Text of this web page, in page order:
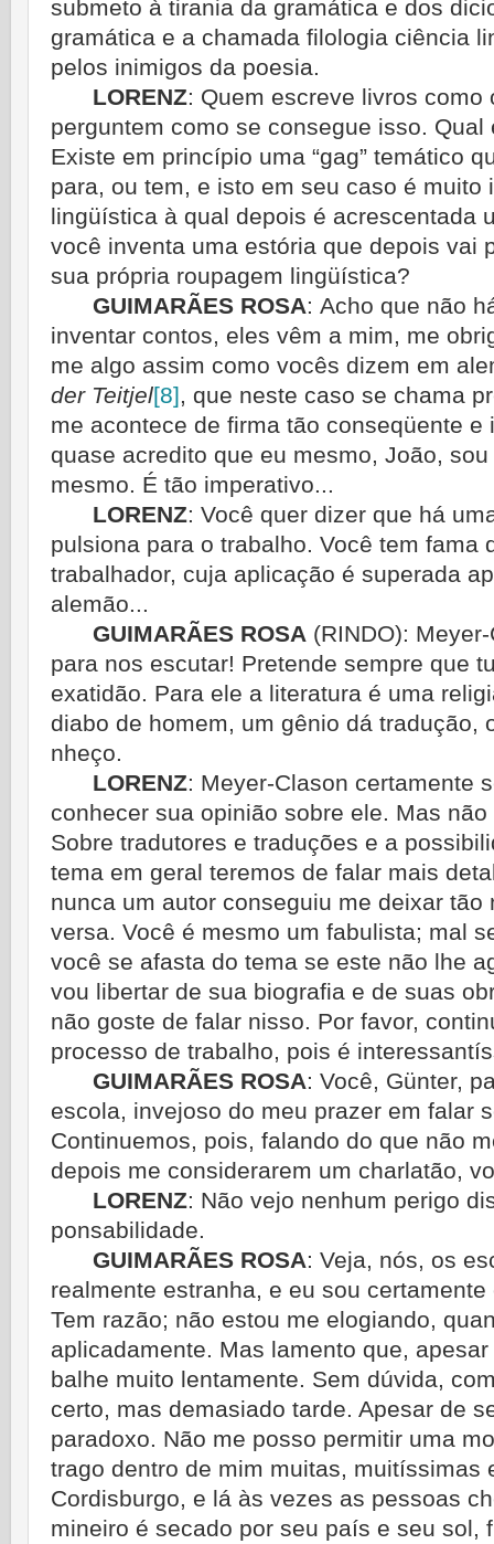
submeto à tirania da gramática e dos
gramática e a chamada filologia ciência
pelos inimigos da poesia.
LORENZ: Quem escreve livros
perguntem como se consegue isso.
Existe em princípio uma “gag” temático
para, ou tem, e isto em seu caso é muito
lingüística à qual depois é acrescentada
você inventa uma estória que depois vai
sua própria roupagem lingüística?
GUIMARÃES ROSA: Acho que não
inventar contos, eles vêm a mim, me
me algo assim como vocês dizem em
der Teitjel[8], que neste caso se chama
me acontece de firma tão conseqüente
quase acredito que eu mesmo, João,
mesmo. É tão imperativo...
LORENZ: Você quer dizer que há
pulsiona para o trabalho. Você tem fama
trabalhador, cuja aplicação é superada
alemão...
GUIMARÃES ROSA(RINDO):
para nos escutar! Pretende sempre que
exatidão. Para ele a literatura é uma
diabo de homem, um gênio dá
nheço.
LORENZ: Meyer-Clason certamente
conhecer sua opinião sobre ele. Mas
Sobre tradutores e traduções e a
tema em geral teremos de falar mais
nunca um autor conseguiu me deixar
versa. Você é mesmo um fabulista; mal
você se afasta do tema se este não lhe
vou libertar de sua biografia e de suas
não goste de falar nisso. Por favor,
processo de trabalho, pois é
GUIMARÃES ROSA: Você, Günter,
escola, invejoso do meu prazer em falar
Continuemos, pois, falando do que não
depois me considerarem um charlatão,
LORENZ: Não vejo nenhum perigo
ponsabilidade.
GUIMARÃES ROSA: Veja, nós, os
real­mente estranha, e eu sou
Tem razão; não estou me elogiando,
aplicadamente. Mas lamento que,
balhe muito lentamente. Sem dúvida,
certo, mas demasiado tarde. Apesar de
paradoxo. Não me posso permitir uma
trago dentro de mim muitas, muitíssimas
Cordisburgo, e lá às vezes as pessoas
mineiro é secado por seu país e seu sol,